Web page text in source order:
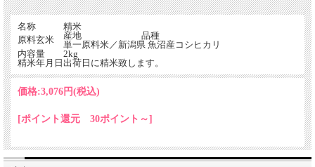
魚沼産コシヒカリついて
名称
精米
原料玄米
産地
品種
単一原料米／新潟県 魚沼産コシヒカリ
内容量
2kg
精米年月日 出荷日に精米致します。
価格:3,076円(税込)
[ポイント還元 30ポイント～]